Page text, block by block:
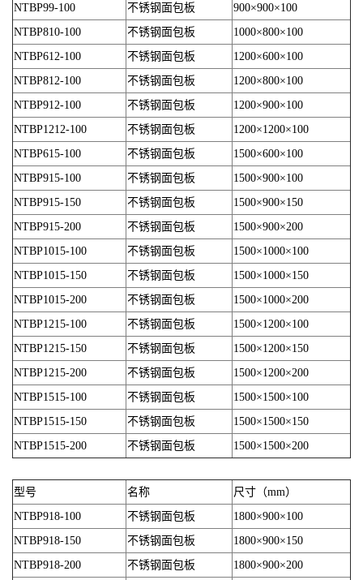
NTBP99-100
不锈钢面包板
900×900×100
NTBP810-100
不锈钢面包板
1000×800×100
NTBP612-100
不锈钢面包板
1200×600×100
NTBP812-100
不锈钢面包板
1200×800×100
NTBP912-100
不锈钢面包板
1200×900×100
NTBP1212-100
不锈钢面包板
1200×1200×100
NTBP615-100
不锈钢面包板
1500×600×100
NTBP915-100
不锈钢面包板
1500×900×100
NTBP915-150
不锈钢面包板
1500×900×150
NTBP915-200
不锈钢面包板
1500×900×200
NTBP1015-100
不锈钢面包板
1500×1000×100
NTBP1015-150
不锈钢面包板
1500×1000×150
NTBP1015-200
不锈钢面包板
1500×1000×200
NTBP1215-100
不锈钢面包板
1500×1200×100
NTBP1215-150
不锈钢面包板
1500×1200×150
NTBP1215-200
不锈钢面包板
1500×1200×200
NTBP1515-100
不锈钢面包板
1500×1500×100
NTBP1515-150
不锈钢面包板
1500×1500×150
NTBP1515-200
不锈钢面包板 1500×1500×200
型号 名称
尺寸（mm）
NTBP918-100
不锈钢面包板
1800×900×100
NTBP918-150
不锈钢面包板
1800×900×150
NTBP918-200
不锈钢面包板
1800×900×200